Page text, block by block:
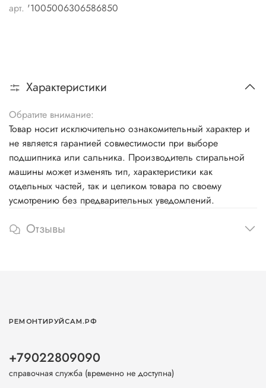
арт. '1005006306586850
Характеристики
Обратите внимание:
Товар носит исключительно ознакомительный характер и
не является гарантией совместимости при выборе
подшипника или сальника. Производитель стиральной
машины может изменять тип, характеристики как
отдельных частей, так и целиком товара по своему
усмотрению без предварительных уведомлений.
Отзывы
РЕМОНТИРУЙСАМ.РФ
+79022809090
справочная служба (временно не доступна)